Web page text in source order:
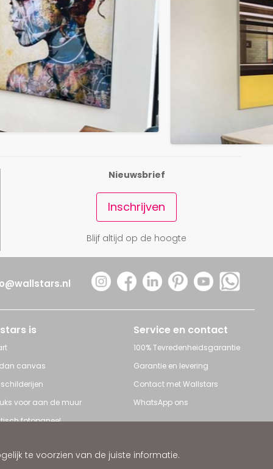
te voorzien van de juiste informatie.
Nieuwsbrief
Inschrijven
Blijf altijd op de hoogte
is
canvas
voor aan de muur
fotopaneel
Service en contact
100% Tevredenheidsgarantie
Garantie en levering
Contact met Wallstars
WhatsApp ons